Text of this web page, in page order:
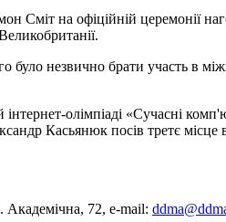
Сміт на офіційній церемонії
було незвично брати участь в
олімпіаді «Сучасні
Касьянюк посів третє
72, е-mail: